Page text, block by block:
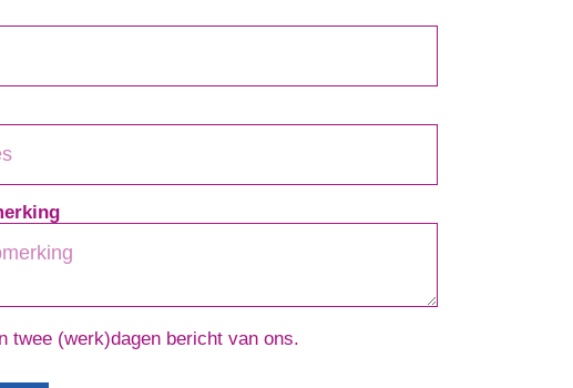
twee (werk)dagen bericht van ons.